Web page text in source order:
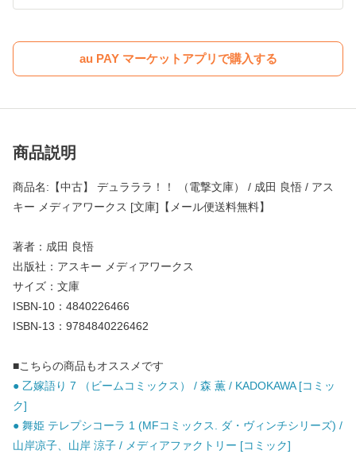
au PAY マーケットアプリで購入する
商品説明
商品名:【中古】 デュラララ！！ （電撃文庫） / 成田 良悟 / アス
キー メディアワークス [文庫]【メール便送料無料】
著者：成田 良悟
出版社：アスキー メディアワークス
サイズ：文庫
ISBN-10：4840226466
ISBN-13：9784840226462
■こちらの商品もオススメです
● 乙嫁語り 7 （ビームコミックス） / 森 薫 / KADOKAWA [コミッ
ク]
● 舞姫 テレプシコーラ 1 (MFコミックス. ダ・ヴィンチシリーズ) /
山岸凉子、山岸 涼子 / メディアファクトリー [コミック]